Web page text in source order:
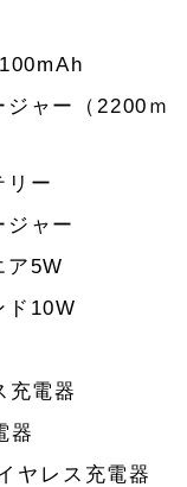
ャー（2200ｍ
リー
ジャー
ア5W
ド10W
充電器
器
ヤレス充電器